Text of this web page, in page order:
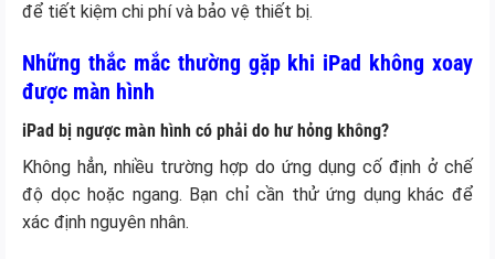
để tiết kiệm chi phí và bảo vệ thiết bị.
Những thắc mắc thường gặp khi iPad không xoay
được màn hình
iPad bị ngược màn hình có phải do hư hỏng không?
Không hẳn, nhiều trường hợp do ứng dụng cố định ở chế
độ dọc hoặc ngang. Bạn chỉ cần thử ứng dụng khác để
xác định nguyên nhân.